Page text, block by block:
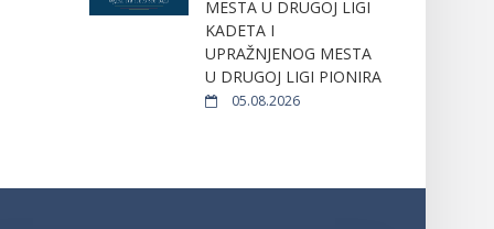
MESTA U DRUGOJ LIGI
KADETA I
UPRAŽNJENOG MESTA
U DRUGOJ LIGI PIONIRA
05.08.2026